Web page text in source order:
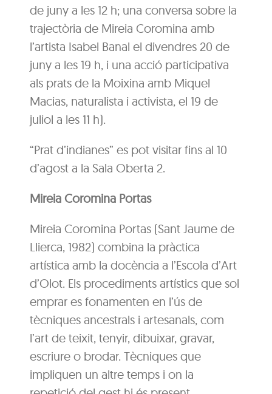
de juny a les 12 h; una conversa sobre la
trajectòria de Mireia Coromina amb
l’artista Isabel Banal el divendres 20 de
juny a les 19 h, i una acció participativa
als prats de la Moixina amb Miquel
Macias, naturalista i activista, el 19 de
juliol a les 11 h).
“Prat d’indianes” es pot visitar fins al 10
d’agost a la Sala Oberta 2.
Mireia Coromina Portas
Mireia Coromina Portas (Sant Jaume de
Llierca, 1982) combina la pràctica
artística amb la docència a l’Escola d’Art
d’Olot. Els procediments artístics que sol
emprar es fonamenten en l’ús de
tècniques ancestrals i artesanals, com
l’art de teixit, tenyir, dibuixar, gravar,
escriure o brodar. Tècniques que
impliquen un altre temps i on la